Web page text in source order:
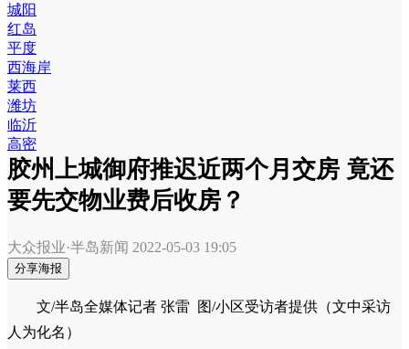
城阳
红岛
平度
西海岸
莱西
潍坊
临沂
高密
胶州上城御府推迟近两个月交房 竟还
要先交物业费后收房？
大众报业·半岛新闻 2022-05-03 19:05
分享海报
文/半岛全媒体记者 张雷 图/小区受访者提供（文中采访
人为化名）